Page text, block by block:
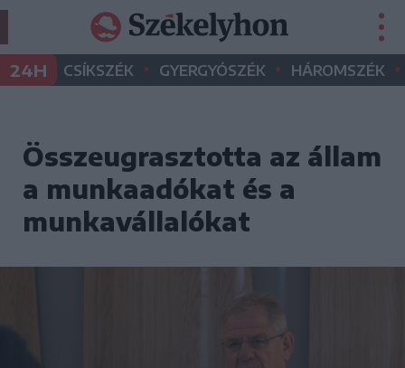
24H CSÍKSZÉK • GYERGYÓSZÉK • HÁROMSZÉK •
Összeugrasztotta az állam
a munkaadókat és a
munkavállalókat